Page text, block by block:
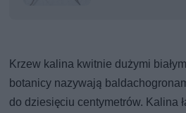
Krzew kalina kwitnie dużymi
botanicy nazywają
do dziesięciu centymetrów. Kalina